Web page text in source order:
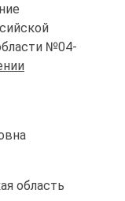
№04-
область